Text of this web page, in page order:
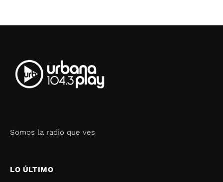
Somos la radio que ves
LO ÚLTIMO